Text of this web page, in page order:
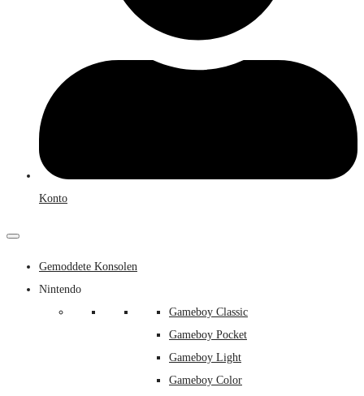
Konto
Gemoddete Konsolen
Nintendo
Gameboy Classic
Gameboy Pocket
Gameboy Light
Gameboy Color